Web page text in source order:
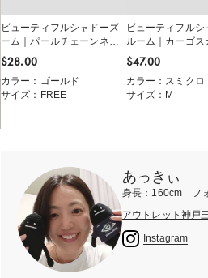
ビューティフルシャドーズ
ーム｜パールチェーンネッ
クレス
$‌28.00
カラー：ゴールド
サイズ：FREE
ビューティフルシ
ルーム｜カーゴス
$‌47.00
カラー：スミクロ
サイズ：M
あっきぃ
身長：160cm フ
アウトレット神戸
Instagram